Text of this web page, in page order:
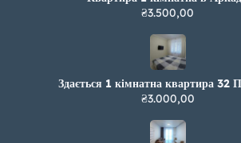
₴3.500,00
Здається 1 кімнатна квартира 32
₴3.000,00